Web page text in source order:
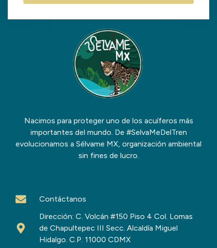
Nacimos para proteger uno de los acuíferos más
importantes del mundo. De #SelvaMeDelTren
evolucionamos a Sélvame MX, organización ambiental
sin fines de lucro.
Contáctanos
Dirección: C. Volcán #150 Piso 4 Col. Lomas
de Chapultepec III Secc. Alcaldía Miguel
Hidalgo. C.P. 11000 CDMX